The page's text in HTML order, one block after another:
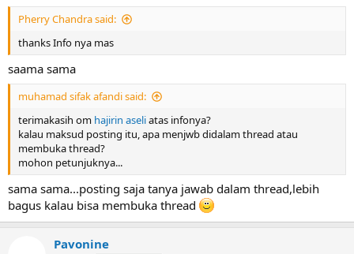
:
Pherry Chandra said:
thanks Info nya mas
saama sama
muhamad sifak afandi said:
terimakasih om hajirin aseliatas infonya?
kalau maksud posting itu, apa menjwb didalam thread atau
membuka thread?
mohon petunjuknya...
sama sama...posting saja tanya jawab dalam thread,lebih
bagus kalau bisa membuka thread
Pavonine